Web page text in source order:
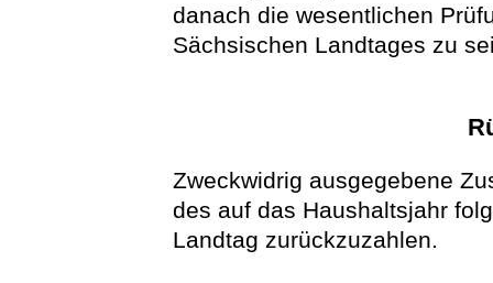
danach die wesentlichen
Sächsischen Landtages zu
Zweckwidrig ausgegebene
des auf das Haushaltsjahr
Landtag zurückzuzahlen.